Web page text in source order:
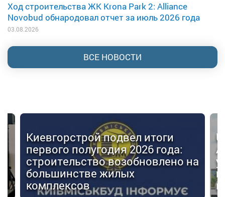
Ход строительства ЖК Krona Park 2: Alliance
Novobud обнародовал отчет за июль 2026 года
03.08.2026
ВСЕ НОВОСТИ
Киевгорстрой подвел итоги
первого полугодия 2026 года:
строительство возобновлено на
большинстве жилых
комплексов